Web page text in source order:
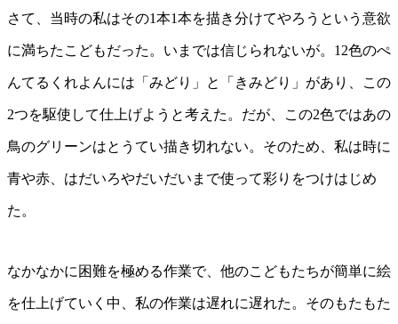
さて、当時の私はその1本1本を描き分けてやろうという意欲
に満ちたこどもだった。いまでは信じられないが。12色のぺ
んてるくれよんには「みどり」と「きみどり」があり、この
2つを駆使して仕上げようと考えた。だが、この2色ではあの
鳥のグリーンはとうてい描き切れない。そのため、私は時に
青や赤、はだいろやだいだいまで使って彩りをつけはじめ
た。
なかなかに困難を極める作業で、他のこどもたちが簡単に絵
を仕上げていく中、私の作業は遅れに遅れた。そのもたもた